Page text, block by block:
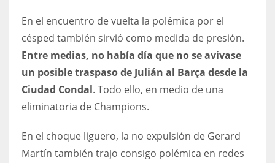
En el encuentro de vuelta la polémica por el
césped también sirvió como medida de presión.
Entre medias, no había día que no se avivase
un posible traspaso de Julián al Barça desde la
Ciudad Condal. Todo ello, en medio de una
eliminatoria de Champions.
En el choque liguero, la no expulsión de Gerard
Martín también trajo consigo polémica en redes